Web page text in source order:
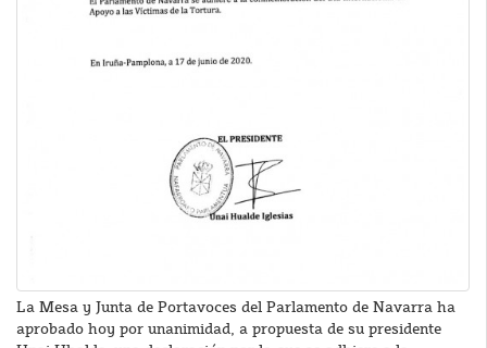
La Mesa y Junta de Portavoces del Parlamento de Navarra ha
aprobado hoy por unanimidad, a propuesta de su presidente